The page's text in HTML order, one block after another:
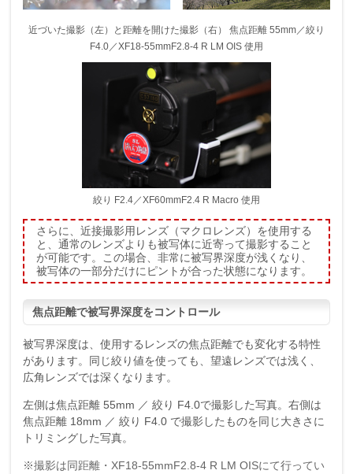
近づいた撮影（左）と距離を開けた撮影（右） 焦点距離 55mm／絞り
F4.0／XF18-55mmF2.8-4 R LM OIS 使用
絞り F2.4／XF60mmF2.4 R Macro 使用
さらに、近接撮影用レンズ（マクロレンズ）を使用する
と、通常のレンズよりも被写体に近寄って撮影すること
が可能です。この場合、非常に被写界深度が浅くなり、
被写体の一部分だけにピントが合った状態になります。
焦点距離で被写界深度をコントロール
被写界深度は、使用するレンズの焦点距離でも変化する特性
があります。同じ絞り値を使っても、望遠レンズでは浅く、
広角レンズでは深くなります。
左側は焦点距離 55mm ／ 絞り F4.0で撮影した写真。右側は
焦点距離 18mm ／ 絞り F4.0 で撮影したものを同じ大きさに
トリミングした写真。
※撮影は同距離・XF18-55mmF2.8-4 R LM OISにて行ってい